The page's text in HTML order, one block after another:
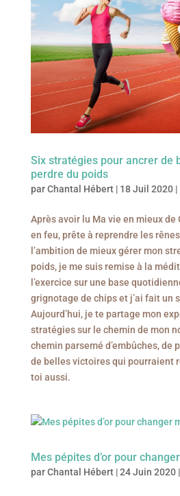
Six stratégies pour ancrer de
perdre du poids
parChantal Hébert| 18 Juil 2020|
Après avoir lu Ma vie en mieux de
en feu, prête à reprendre les
l’ambition de mieux gérer mon
poids, je me suis remise à la
l’exercice sur une base
grignotage de chips et j’ai fait un
Aujourd’hui, je te partage mon
stratégies sur le chemin de mon
chemin parsemé d’embûches, de
de belles victoires qui pourraient
toi aussi.
Mes pépites d’or pour
parChantal Hébert|24 Juin 2020|